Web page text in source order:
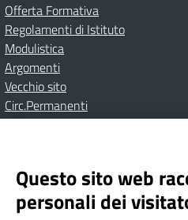
Offerta Formativa
Regolamenti di Istituto
Modulistica
Argomenti
Vecchio sito
Circ.Permanenti
Dichiarazione di accessibilità
Questo sito web
personali dei